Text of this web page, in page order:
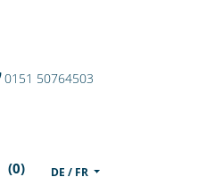
0151 50764503
(0) DE / FR